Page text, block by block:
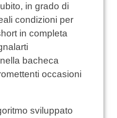
in grado di
condizioni per
in completa
bacheca
occasioni
sviluppato